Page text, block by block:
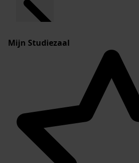
Mijn Studiezaal